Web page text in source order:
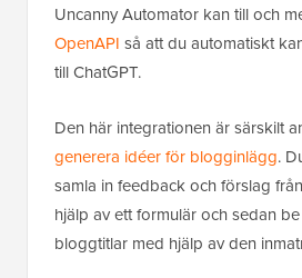
Uncanny Automator kan till och
OpenAPI så att du automatiskt
till ChatGPT.
Den här integrationen är särskilt
generera idéer för blogginlägg.
samla in feedback och förslag
hjälp av ett formulär och sedan
bloggtitlar med hjälp av den